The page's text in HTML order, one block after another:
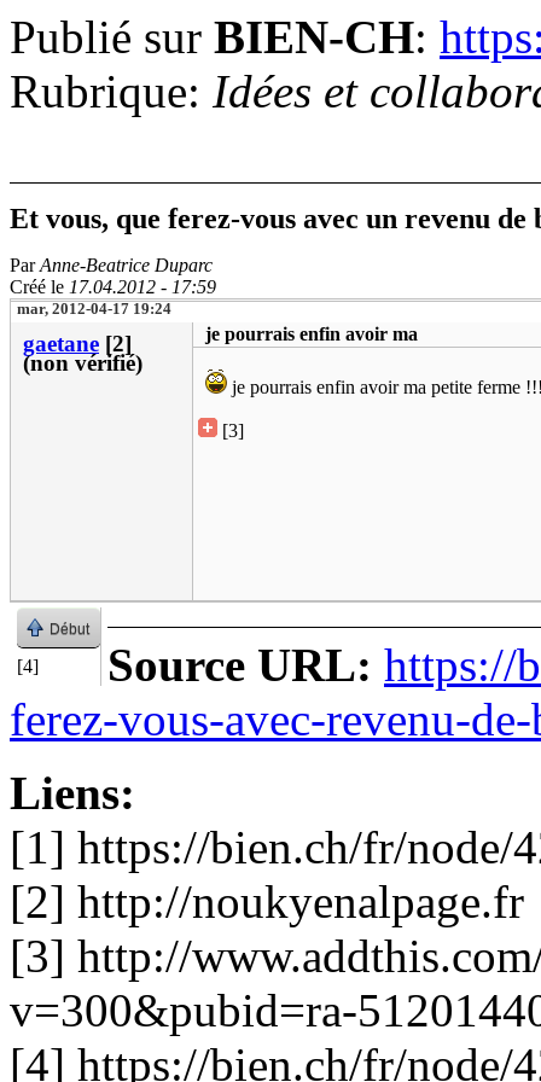
Publié sur BIEN-CH:
Rubrique: Idées et
Et vous, que ferez-vous avec un revenu de
ParAnne-Beatrice Duparc
Créé le 17.04.2012 - 17:59
mar, 2012-04-17 19:24
gaetane [2]
(non vérifié)
je pourrais enfin avoir ma
je pourrais enfin avoir ma petite ferme
[3]
Début
[4] Source URL: https://
ferez-vous-avec-revenu-
Liens:
[1] https://bien.ch/fr/node/
[2] http://noukyenalpage.fr
[3] http://
v=300&pubid=ra-
[4] https://bien.ch/fr/node/